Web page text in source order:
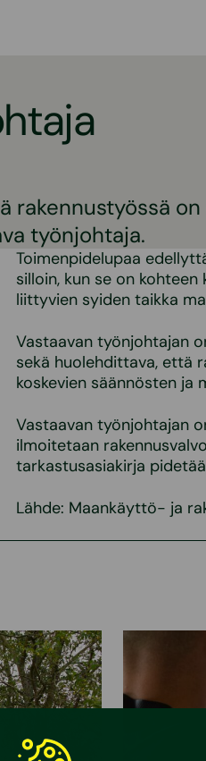
rakennustyössä
työnjohtaja.
Toimenpidelupaa
silloin, kun se on
liittyvien syiden taikka
Vastaavan työnjohtajan
sekä huolehdittava, että
koskevien säännösten ja
Vastaavan työnjohtajan
ilmoitetaan
tarkastusasiakirja
Lähde: Maankäyttö- ja